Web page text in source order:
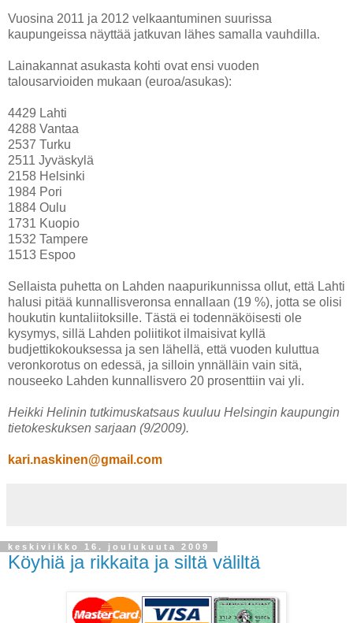
Vuosina 2011 ja 2012 velkaantuminen suurissa
kaupungeissa näyttää jatkuvan lähes samalla vauhdilla.
Lainakannat asukasta kohti ovat ensi vuoden
talousarvioiden mukaan (euroa/asukas):
4429 Lahti
4288 Vantaa
2537 Turku
2511 Jyväskylä
2158 Helsinki
1984 Pori
1884 Oulu
1731 Kuopio
1532 Tampere
1513 Espoo
Sellaista puhetta on Lahden naapurikunnissa ollut, että Lahti
halusi pitää kunnallisveronsa ennallaan (19 %), jotta se olisi
houkutin kuntaliitoksille. Tästä ei todennäköisesti ole
kysymys, sillä Lahden poliitikot ilmaisivat kyllä
budjettikokouksessa ja sen lähellä, että vuoden kuluttua
veronkorotus on edessä, ja silloin ynnälläin vain sitä,
nouseeko Lahden kunnallisvero 20 prosenttiin vai yli.
Heikki Helinin tutkimuskatsaus kuuluu Helsingin kaupungin
tietokeskuksen sarjaan (9/2009).
kari.naskinen@gmail.com
keskiviikko 16. joulukuuta 2009
Köyhiä ja rikkaita ja siltä väliltä